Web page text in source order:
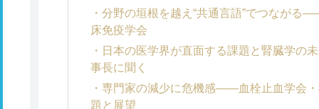
分野の垣根を越え“共通言語”でつながる
床免疫学会
日本の医学界が直面する課題と腎臓学
事長に聞く
専門家の減少に危機感――血栓止血学会
題と展望